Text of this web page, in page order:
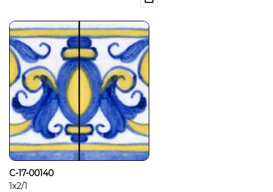
C-17-00140
1x2/1